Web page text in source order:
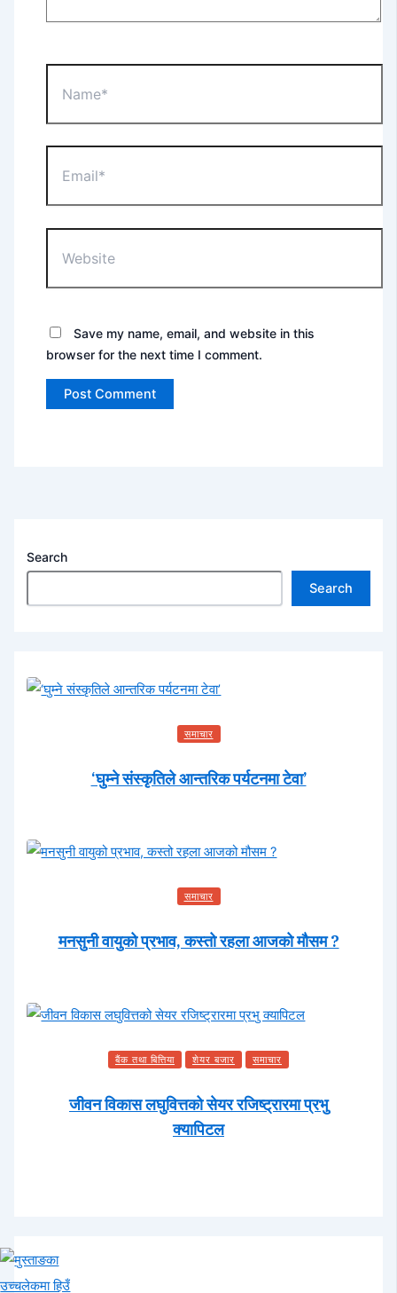
Save my name, email, and website in this
browser for the next time I comment.
Search
Search
समाचार
‘घुम्ने संस्कृतिले आन्तरिक पर्यटनमा टेवा’
समाचार
मनसुनी वायुको प्रभाव, कस्तो रहला आजको मौसम ?
बैंक तथा बित्तिया शेयर बजार समाचार
जीवन विकास लघुवित्तको सेयर रजिष्ट्रारमा प्रभु
क्यापिटल